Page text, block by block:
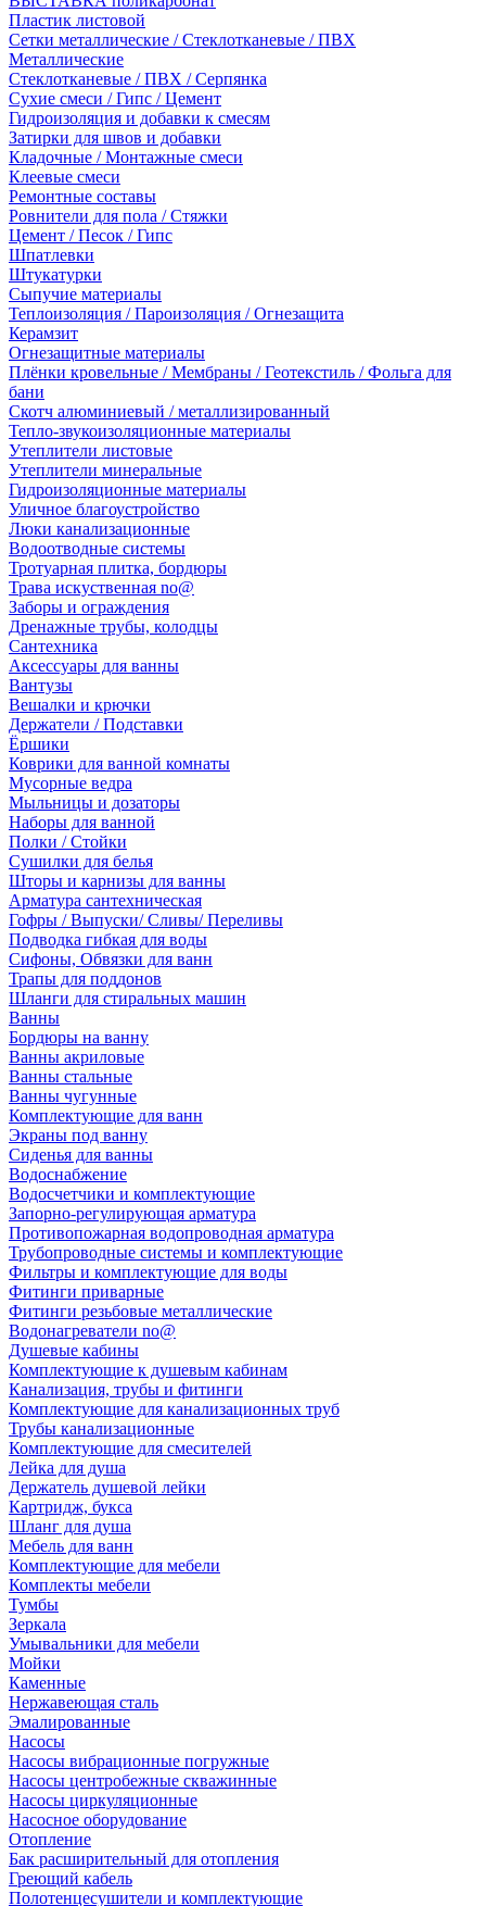
Пластик листовой
Сетки металлические / Стеклотканевые / ПВХ
Металлические
Стеклотканевые / ПВХ / Серпянка
Сухие смеси / Гипс / Цемент
Гидроизоляция и добавки к смесям
Затирки для швов и добавки
Кладочные / Монтажные смеси
Клеевые смеси
Ремонтные составы
Ровнители для пола / Стяжки
Цемент / Песок / Гипс
Шпатлевки
Штукатурки
Сыпучие материалы
Теплоизоляция / Пароизоляция / Огнезащита
Керамзит
Огнезащитные материалы
Плёнки кровельные / Мембраны / Геотекстиль / Фольга для
бани
Скотч алюминиевый / металлизированный
Тепло-звукоизоляционные материалы
Утеплители листовые
Утеплители минеральные
Гидроизоляционные материалы
Уличное благоустройство
Люки канализационные
Водоотводные системы
Тротуарная плитка, бордюры
Трава искуственная no@
Заборы и ограждения
Дренажные трубы, колодцы
Сантехника
Аксессуары для ванны
Вантузы
Вешалки и крючки
Держатели / Подставки
Ёршики
Коврики для ванной комнаты
Мусорные ведра
Мыльницы и дозаторы
Наборы для ванной
Полки / Стойки
Сушилки для белья
Шторы и карнизы для ванны
Арматура сантехническая
Гофры / Выпуски/ Сливы/ Переливы
Подводка гибкая для воды
Сифоны, Обвязки для ванн
Трапы для поддонов
Шланги для стиральных машин
Ванны
Бордюры на ванну
Ванны акриловые
Ванны стальные
Ванны чугунные
Комплектующие для ванн
Экраны под ванну
Сиденья для ванны
Водоснабжение
Водосчетчики и комплектующие
Запорно-регулирующая арматура
Противопожарная водопроводная арматура
Трубопроводные системы и комплектующие
Фильтры и комплектующие для воды
Фитинги приварные
Фитинги резьбовые металлические
Водонагреватели no@
Душевые кабины
Комплектующие к душевым кабинам
Канализация, трубы и фитинги
Комплектующие для канализационных труб
Трубы канализационные
Комплектующие для смесителей
Лейка для душа
Держатель душевой лейки
Картридж, букса
Шланг для душа
Мебель для ванн
Комплектующие для мебели
Комплекты мебели
Тумбы
Зеркала
Умывальники для мебели
Мойки
Каменные
Нержавеющая сталь
Эмалированные
Насосы
Насосы вибрационные погружные
Насосы центробежные скважинные
Насосы циркуляционные
Насосное оборудование
Отопление
Бак расширительный для отопления
Греющий кабель
Полотенцесушители и комплектующие